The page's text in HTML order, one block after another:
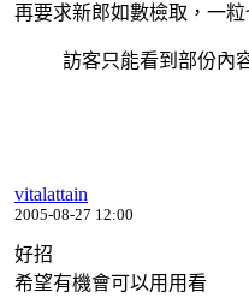
再要求新郎如數檢取，一
訪客只能看到部份內
vitalattain
2005-08-27 12:00
好招
希望有機會可以用用看